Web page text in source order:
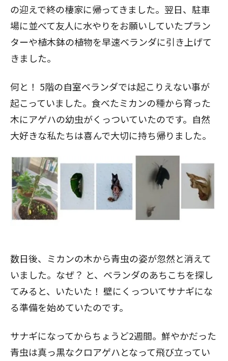
の迎えで終の棲家に帰ってきました。翌日、駐車
場に並べて友人に水やりをお願いしていたプラン
ターや植木鉢の植物を早速ベランダに引き上げて
きました。
何と！ 5階の自室ベランダでは起こりえない事が
起こっていました。食べたミカンの種から育った
木にアゲハの幼虫がくっついていたのです。自然
大好きな私たちは喜んで大切に持ち帰りました。
数日後、ミカンの木から青虫の姿が忽然と消えて
いました。なぜ？ と、ベランダのあちこちを探し
てみると、いたいた！ 壁にくっついてサナギにな
る準備を始めていたのです。
サナギになってからちょうど2週間。鮮やかだった
青虫は真っ黒なクロアゲハとなって飛び立ってい